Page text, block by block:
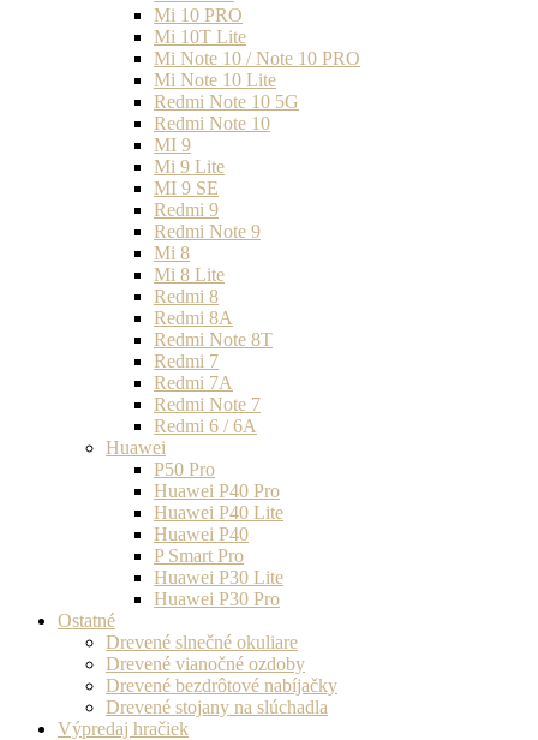
Mi 10 PRO
Mi 10T Lite
Mi Note 10 / Note 10 PRO
Mi Note 10 Lite
Redmi Note 10 5G
Redmi Note 10
MI 9
Mi 9 Lite
MI 9 SE
Redmi 9
Redmi Note 9
Mi 8
Mi 8 Lite
Redmi 8
Redmi 8A
Redmi Note 8T
Redmi 7
Redmi 7A
Redmi Note 7
Redmi 6 / 6A
Huawei
P50 Pro
Huawei P40 Pro
Huawei P40 Lite
Huawei P40
P Smart Pro
Huawei P30 Lite
Huawei P30 Pro
Ostatné
Drevené slnečné okuliare
Drevené vianočné ozdoby
Drevené bezdrôtové nabíjačky
Drevené stojany na slúchadla
Výpredaj hračiek